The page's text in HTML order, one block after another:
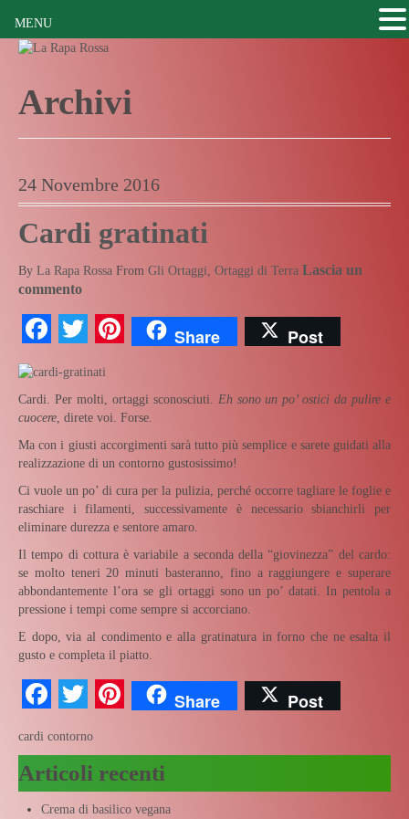
Archivi
24 Novembre 2016
Cardi gratinati
By La Rapa Rossa From Gli Ortaggi, Ortaggi di Terra Lascia un
commento
Facebook
TwitterPinterest
Share Post
Cardi. Per molti, ortaggi sconosciuti. Eh sono un po’ ostici da pulire e
cuocere , direte voi. Forse.
Ma con i giusti accorgimenti sarà tutto più semplice e sarete guidati alla
realizzazione di un contorno gustosissimo!
Ci vuole un po’ di cura per la pulizia, perché occorre tagliare le foglie e
raschiare i filamenti, successivamente è necessario sbianchirli per
eliminare durezza e sentore amaro.
Il tempo di cottura è variabile a seconda della “giovinezza” del cardo:
se molto teneri 20 minuti basteranno, fino a raggiungere e superare
abbondantemente l’ora se gli ortaggi sono un po’ datati. In pentola a
pressione i tempi come sempre si accorciano.
E dopo, via al condimento e alla gratinatura in forno che ne esalta il
gusto e completa il piatto.
Facebook
TwitterPinterest
Share Post
cardi contorno
Articoli recenti
Crema di basilico vegana
MENU